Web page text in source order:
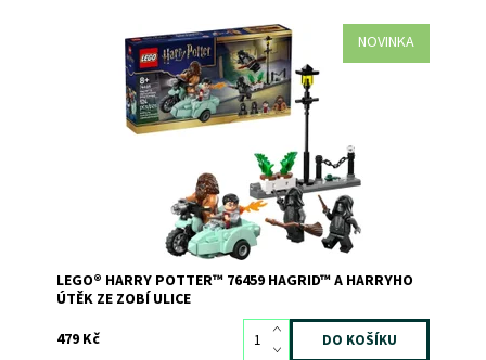
NOVINKA
Připomeňte si útěk Hagrida a Harryho Pottera ze Zobí
ulice před Smrtijedy z filmu Harry Potter a Relikvie smrti
s touto stavebnicí LEGO® Harry Potter™
Dostupnost:
Skladem>3
LEGO® HARRY POTTER™ 76459 HAGRID™ A HARRYHO
ÚTĚK ZE ZOBÍ ULICE
479 Kč